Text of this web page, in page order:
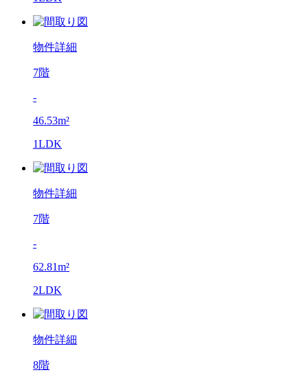
物件詳細
7階
-
46.53m²
1LDK
物件詳細
7階
-
62.81m²
2LDK
物件詳細
8階